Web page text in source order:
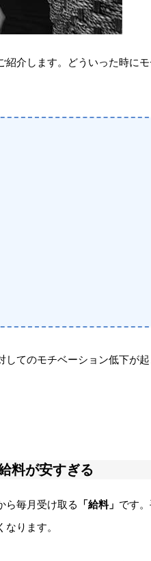
紹介します。どういった時に
てのモチベーション低下が
料が安すぎる
ら毎月受け取る 「給料」 です
ります。